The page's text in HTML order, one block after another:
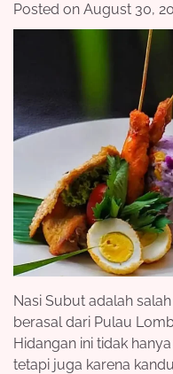
Posted on August 30,
Nasi Subut adalah
berasal dari Pulau
Hidangan ini tidak
tetapi juga karena